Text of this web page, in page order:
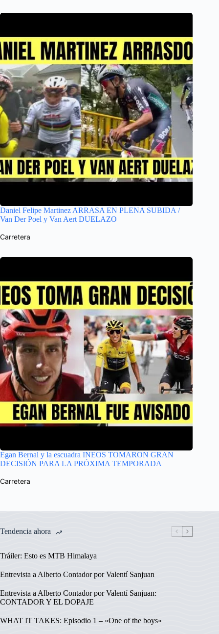
Daniel Felipe Martinez ARRASA EN PLENA SUBIDA /
Van Der Poel y Van Aert DUELAZO
Carretera
Egan Bernal y la escuadra INEOS TOMARON GRAN
DECISIÓN PARA LA PRÓXIMA TEMPORADA
Carretera
Tendencia ahora
Tráiler: Esto es MTB Himalaya
Entrevista a Alberto Contador por Valentí Sanjuan
Entrevista a Alberto Contador por Valentí Sanjuan:
CONTADOR Y EL DOPAJE
WHAT IT TAKES: Episodio 1 – «One of the boys»